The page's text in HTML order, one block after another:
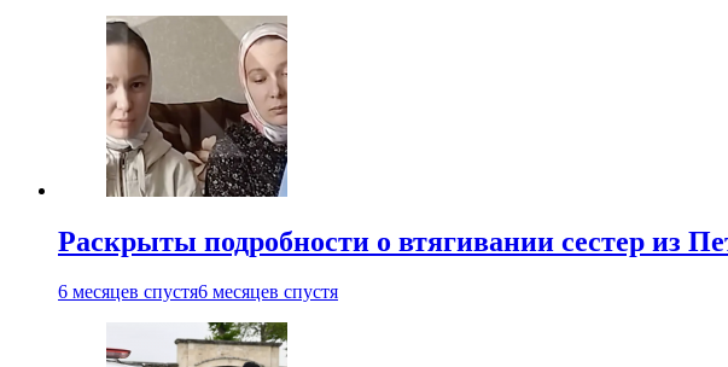
Раскрыты подробности о втягивании сестер из
6 месяцев спустя6 месяцев спустя